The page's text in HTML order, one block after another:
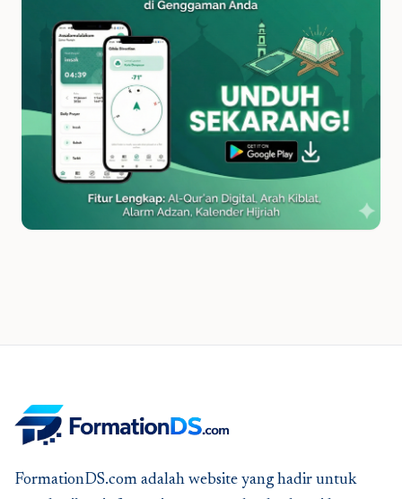
FormationDS.com adalah website yang hadir untuk